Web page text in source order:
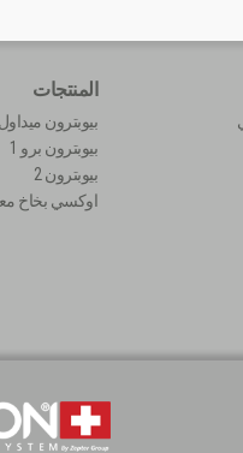
المنتجات
بيوبترون ميداول
بيوبترون برو 1
بيوبترون 2
اوكسي بخاخ